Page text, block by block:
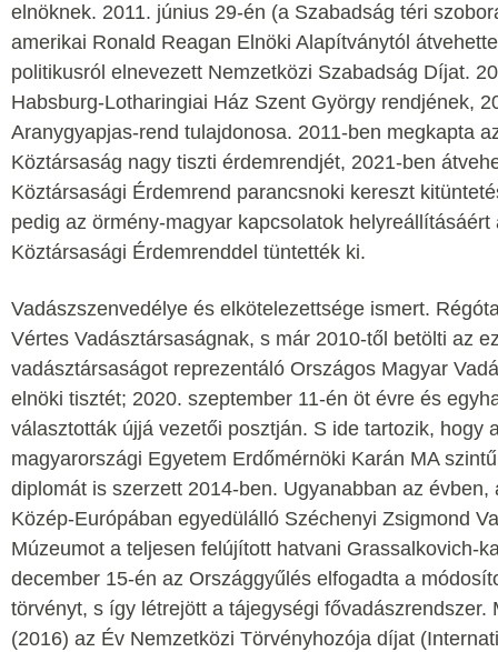
elnöknek. 2011. június 29-én (a Szabadság téri
amerikai Ronald Reagan Elnöki Alapítványtól
politikusról elnevezett Nemzetközi Szabadság Díjat.
Habsburg-Lotharingiai Ház Szent György rendjének,
Aranygyapjas-rend tulajdonosa. 2011-ben megkapta
Köztársaság nagy tiszti érdemrendjét, 2021-ben
Köztársasági Érdemrend parancsnoki kereszt
pedig az örmény-magyar kapcsolatok helyreállításáért
Köztársasági Érdemrenddel tüntették ki.
Vadászszenvedélye és elkötelezettsége ismert.
Vértes Vadásztársaságnak, s már 2010-től betölti az
vadásztársaságot reprezentáló Országos Magyar
elnöki tisztét; 2020. szeptember 11-én öt évre és
választották újjá vezetői posztján. S ide tartozik, hogy
magyarországi Egyetem Erdőmérnöki Karán MA
diplomát is szerzett 2014-ben. Ugyanabban az évben,
Közép-Európában egyedülálló Széchenyi Zsigmond
Múzeumot a teljesen felújított hatvani Grassalkovich-
december 15-én az Országgyűlés elfogadta a
törvényt, s így létrejött a tájegységi fővadászrendszer.
(2016) az Év Nemzetközi Törvényhozója díjat